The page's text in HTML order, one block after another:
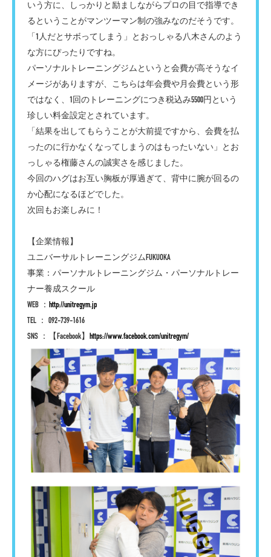
いう方に、しっかりと励ましながらプロの目で指導でき
るということがマンツーマン制の強みなのだそうです。
「1人だとサボってしまう」とおっしゃる八木さんのよう
な方にぴったりですね。
パーソナルトレーニングジムというと会費が高そうなイ
メージがありますが、こちらは年会費や月会費という形
ではなく、1回のトレーニングにつき税込み5500円という
珍しい料金設定とされています。
「結果を出してもらうことが大前提ですから、会費を払
ったのに行かなくなってしまうのはもったいない」とお
っしゃる権藤さんの誠実さを感じました。
今回のハグはお互い胸板が厚過ぎて、背中に腕が回るの
か心配になるほどでした。
次回もお楽しみに！
【企業情報】
ユニバーサルトレーニングジムFUKUOKA
事業：パーソナルトレーニングジム・パーソナルトレー
ナー養成スクール
WEB ： http://unitregym.jp
TEL ： 092-739-1616
SNS ：【Facebook】 https://www.facebook.com/unitregym/